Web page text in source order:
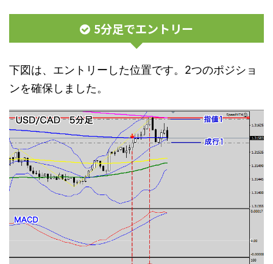
5分足でエントリー
下図は、エントリーした位置です。2つのポジショ
ンを確保しました。